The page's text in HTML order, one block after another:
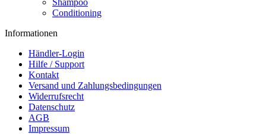
Shampoo
Conditioning
Informationen
Händler-Login
Hilfe / Support
Kontakt
Versand und Zahlungsbedingungen
Widerrufsrecht
Datenschutz
AGB
Impressum